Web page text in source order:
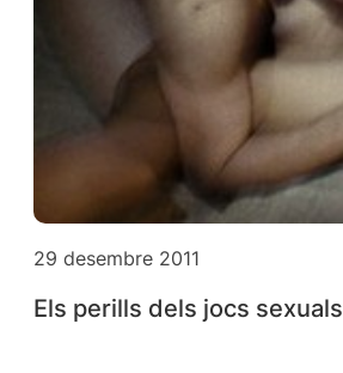
29 desembre 2011
Els perills dels jocs sexuals